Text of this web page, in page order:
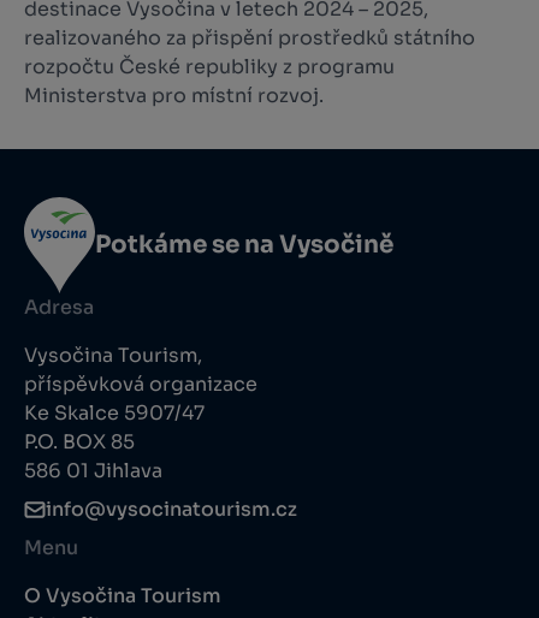
destinace Vysočina v letech 2024 – 2025,
realizovaného za přispění prostředků státního
rozpočtu České republiky z programu
Ministerstva pro místní rozvoj.
Potkáme se na Vysočině
Adresa
Vysočina Tourism,
příspěvková organizace
Ke Skalce 5907/47
P.O. BOX 85
586 01 Jihlava
info@vysocinatourism.cz
Menu
O Vysočina Tourism